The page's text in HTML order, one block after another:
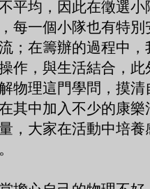
平均，因此在徵選
每一個小隊也有特
；在籌辦的過程中
作，與生活結合，
物理這門學問，摸
其中加入不少的康
，大家在活動中培